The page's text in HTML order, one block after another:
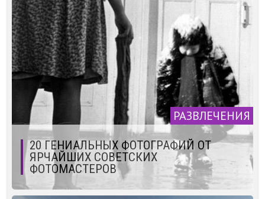
РАЗВЛЕЧЕНИЯ
20 ГЕНИАЛЬНЫХ ФОТОГРАФИЙ ОТ
ЯРЧАЙШИХ СОВЕТСКИХ
ФОТОМАСТЕРОВ